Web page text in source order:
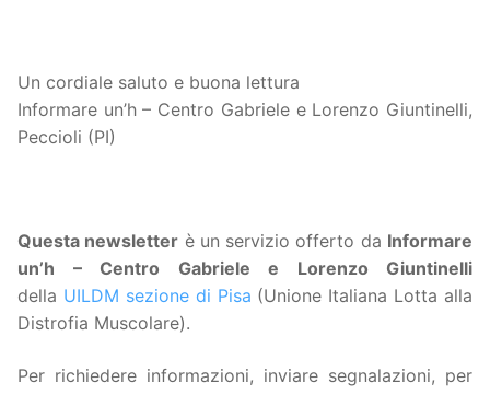
Un cordiale saluto e buona lettura
Informare un’h – Centro Gabriele e Lorenzo Giuntinelli,
Peccioli (PI)
Questa newsletter è un servizio offerto da Informare
un’h – Centro Gabriele e Lorenzo Giuntinelli
della UILDM sezione di Pisa (Unione Italiana Lotta alla
Distrofia Muscolare).
Per richiedere informazioni, inviare segnalazioni, per